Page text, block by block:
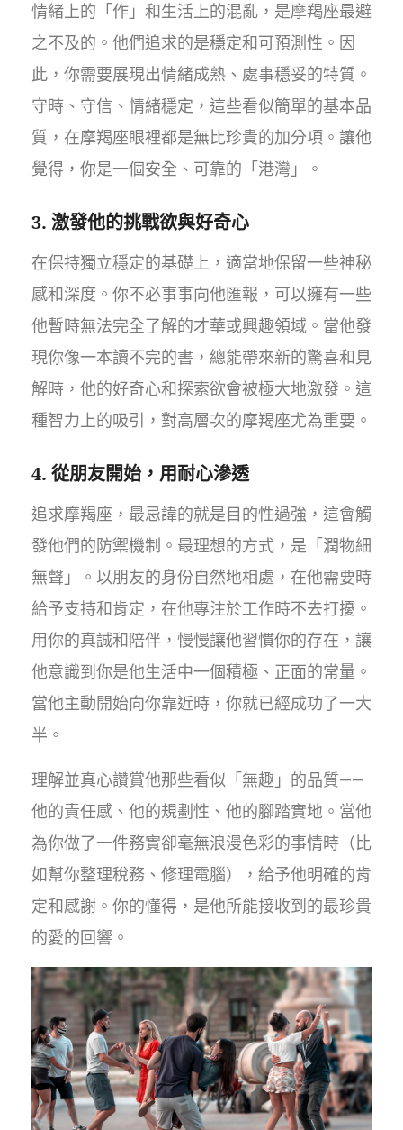
情緒上的「作」和生活上的混亂，是摩羯座最避
之不及的。他們追求的是穩定和可預測性。因
此，你需要展現出情緒成熟、處事穩妥的特質。
守時、守信、情緒穩定，這些看似簡單的基本品
質，在摩羯座眼裡都是無比珍貴的加分項。讓他
覺得，你是一個安全、可靠的「港灣」。
3. 激發他的挑戰欲與好奇心
在保持獨立穩定的基礎上，適當地保留一些神秘
感和深度。你不必事事向他匯報，可以擁有一些
他暫時無法完全了解的才華或興趣領域。當他發
現你像一本讀不完的書，總能帶來新的驚喜和見
解時，他的好奇心和探索欲會被極大地激發。這
種智力上的吸引，對高層次的摩羯座尤為重要。
4. 從朋友開始，用耐心滲透
追求摩羯座，最忌諱的就是目的性過強，這會觸
發他們的防禦機制。最理想的方式，是「潤物細
無聲」。以朋友的身份自然地相處，在他需要時
給予支持和肯定，在他專注於工作時不去打擾。
用你的真誠和陪伴，慢慢讓他習慣你的存在，讓
他意識到你是他生活中一個積極、正面的常量。
當他主動開始向你靠近時，你就已經成功了一大
半。
理解並真心讚賞他那些看似「無趣」的品質——
他的責任感、他的規劃性、他的腳踏實地。當他
為你做了一件務實卻毫無浪漫色彩的事情時（比
如幫你整理稅務、修理電腦），給予他明確的肯
定和感謝。你的懂得，是他所能接收到的最珍貴
的愛的回響。